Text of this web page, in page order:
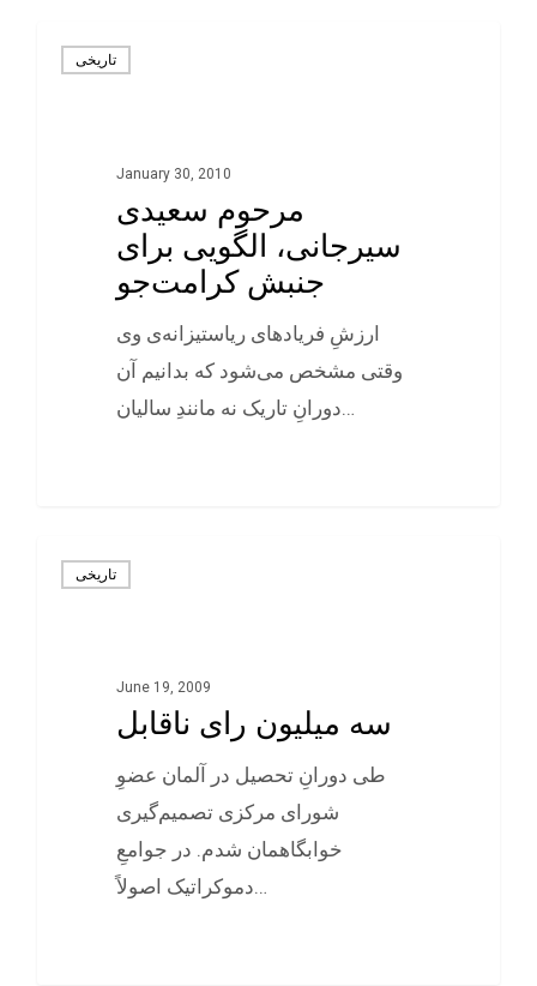
تاريخی
January 30, 2010
مرحوم سعیدی
سیرجانی، الگویی برای
جنبش کرامت‌جو
ارزشِ فريادهای رياستيزانه‌ی وی
وقتی مشخص می‌شود که بدانيم آن
دورانِ تاريک نه مانندِ ساليان…
تاريخی
June 19, 2009
سه میلیون رای ناقابل
طی دورانِ تحصیل در آلمان عضوِ
شورای مرکزی تصميم‌گيری
خوابگاهمان شدم. در جوامعِ
دموکراتيک اصولاً…